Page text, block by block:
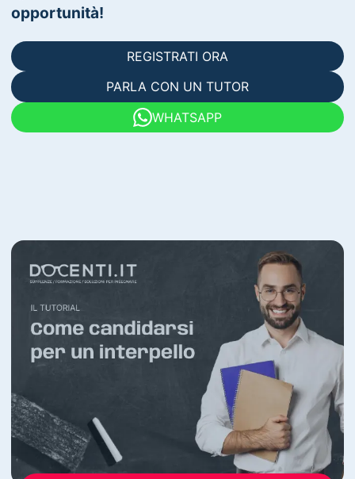
opportunità!
REGISTRATI ORA
PARLA CON UN TUTOR
WHATSAPP